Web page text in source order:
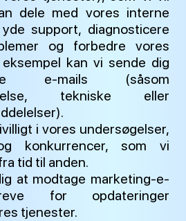
dele med vores interne
support, diagnosticere
og forbedre vores
kan vi sende dig
e-mails (såsom
tekniske eller
i vores undersøgelser,
konkurrencer, som vi
tid til anden.
at modtage marketing-e-
for opdateringer
tjenester.